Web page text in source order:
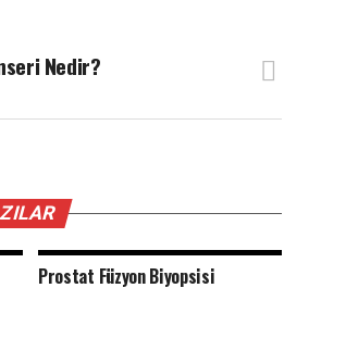
Nedir?
Prostat Füzyon Biyopsisi